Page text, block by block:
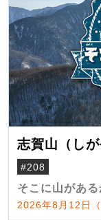
志賀山（し
#208
そこに山がある
2026年8月12日